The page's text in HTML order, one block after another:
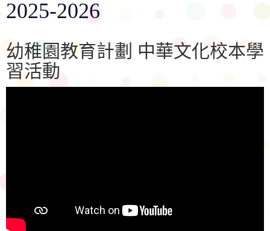
2025-2026
幼稚園教育計劃 中華文化校本學
習活動